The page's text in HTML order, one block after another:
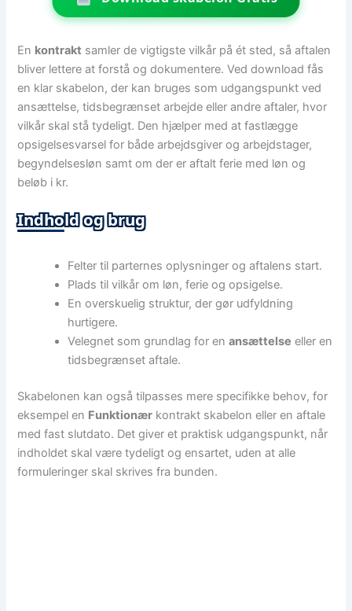
En kontrakt samler de vigtigste vilkår på ét sted, så aftalen
bliver lettere at forstå og dokumentere. Ved download fås
en klar skabelon, der kan bruges som udgangspunkt ved
ansættelse, tidsbegrænset arbejde eller andre aftaler, hvor
vilkår skal stå tydeligt. Den hjælper med at fastlægge
opsigelsesvarsel for både arbejdsgiver og arbejdstager,
begyndelsesløn samt om der er aftalt ferie med løn og
beløb i kr.
Indhold og brug
Felter til parternes oplysninger og aftalens start.
Plads til vilkår om løn, ferie og opsigelse.
En overskuelig struktur, der gør udfyldning
hurtigere.
Velegnet som grundlag for enansættelse eller en
tidsbegrænset aftale.
Skabelonen kan også tilpasses mere specifikke behov, for
eksempel en Funktionær kontrakt skabelon eller en aftale
med fast slutdato. Det giver et praktisk udgangspunkt, når
indholdet skal være tydeligt og ensartet, uden at alle
formuleringer skal skrives fra bunden.